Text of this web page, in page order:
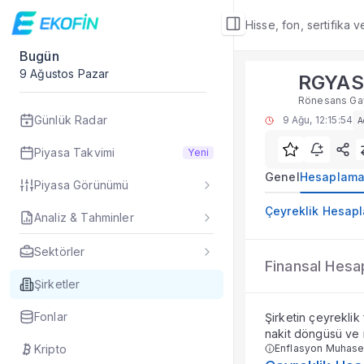
Hisse, fon, sertifika
Bugün
9 Ağustos Pazar
Günlük Radar
Piyasa Takvimi Yeni
Piyasa Görünümü
Analiz & Tahminler
Sektörler
Şirketler
Fonlar
Kripto
Hesaplamalar
RGYAS finansal
Sık Sorulan
RGYAS
RGYAS hissesi
Hesaplamalar,
Şirket Detay —
Aracı Kurum
Özet Bilanço
RGYAS
Rönesans
9 Ağu, 12:15:54
Genel
Çeyreklik
RGYAS
Finansal
Şirketin çeyreklik
nakit döngüsü ve
Enflasyon